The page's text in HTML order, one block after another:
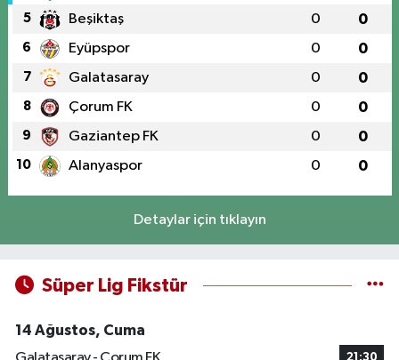
5 Beşiktaş 0 0
6 Eyüpspor 0 0
7 Galatasaray 0 0
8 Çorum FK 0 0
9 Gaziantep FK 0 0
10 Alanyaspor 0 0
Detaylar için tıklayın
Süper Lig Fikstür
14 Ağustos, Cuma